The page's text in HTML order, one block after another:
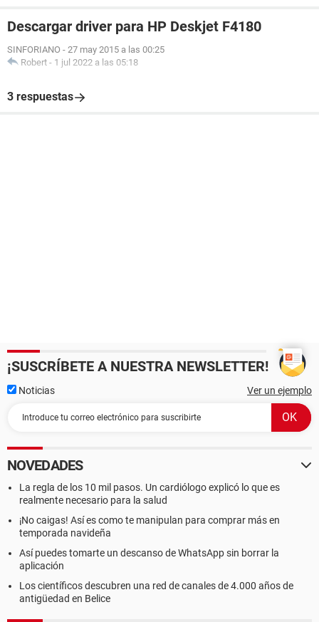
Descargar driver para HP Deskjet F4180
SINFORIANO - 27 may 2015 a las 00:25
Robert - 1 jul 2022 a las 05:18
3 respuestas
¡SUSCRÍBETE A NUESTRA NEWSLETTER!
Noticias Ver un ejemplo
NOVEDADES
La regla de los 10 mil pasos. Un cardiólogo explicó lo que es
realmente necesario para la salud
¡No caigas! Así es como te manipulan para comprar más en
temporada navideña
Así puedes tomarte un descanso de WhatsApp sin borrar la
aplicación
Los científicos descubren una red de canales de 4.000 años de
antigüedad en Belice